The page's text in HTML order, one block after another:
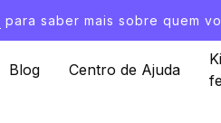
para saber mais sobre quem
Blog Centro de Ajuda